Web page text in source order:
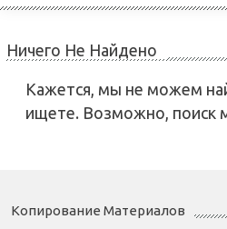
Ничего Не Найдено
Кажется, мы не можем
ищете. Возможно, поиск
Копирование Материалов